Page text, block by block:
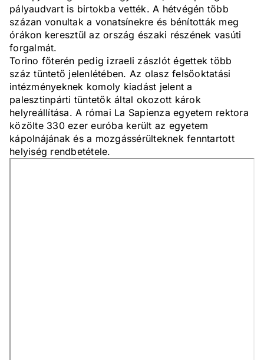
pályaudvart is birtokba vették. A hétvégén több
százan vonultak a vonatsínekre és bénították meg
órákon keresztül az ország északi részének vasúti
forgalmát.
Torino főterén pedig izraeli zászlót égettek több
száz tüntető jelenlétében. Az olasz felsőoktatási
intézményeknek komoly kiadást jelent a
palesztinpárti tüntetők által okozott károk
helyreállítása. A római La Sapienza egyetem rektora
közölte 330 ezer euróba került az egyetem
kápolnájának és a mozgássérülteknek fenntartott
helyiség rendbetétele.